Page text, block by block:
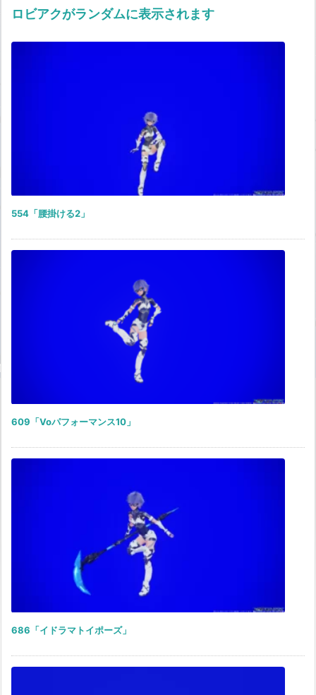
ロビアクがランダムに表示されます
554「腰掛ける2」
609「Voパフォーマンス10」
686「イドラマトイポーズ」